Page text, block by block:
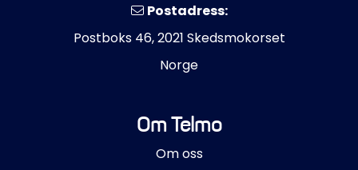
Postadress:
Postboks 46, 2021 Skedsmokorset
Norge
Om Telmo
Om oss